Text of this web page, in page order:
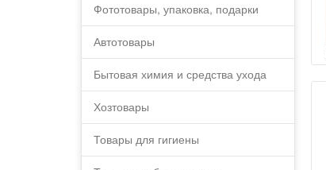
Фототовары, упаковка, подарки
Автотовары
Бытовая химия и средства ухода
Хозтовары
Товары для гигиены